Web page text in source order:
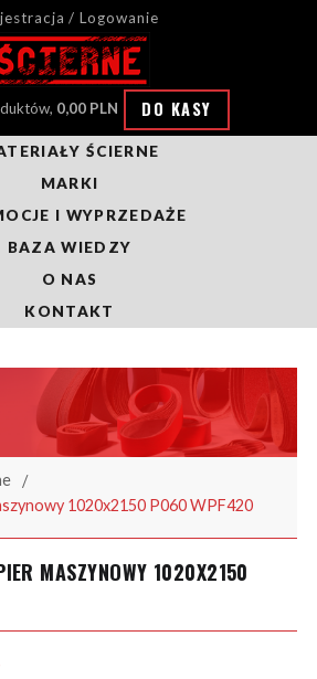
/ Logowanie
0,00 PLN DO KASY
ŚCIERNE
MARKI
I WYPRZEDAŻE
BAZA WIEDZY
O NAS
KONTAKT
1020x2150 P060 WPF420
MASZYNOWY 1020X2150